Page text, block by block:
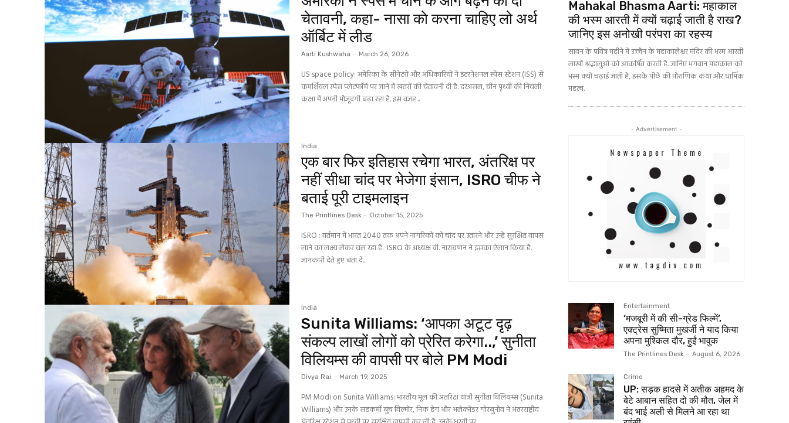
चेतावनी, कहा- नासा काे करना चाहिए लो अर्थ
ऑर्बिट में लीड
Aarti Kushwaha - March 26, 2026
US space policy: अमेरिका के सीनेटरों और अधिकारियों ने इंटरनेशनल स्पेस स्टेशन (ISS) से
कमर्शियल स्पेस प्लेटफॉर्म पर जाने में खतरों की चेतावनी दी है. दरअसल, चीन पृथ्वी की निचली
कक्षा में अपनी मौजूदगी बढ़ा रहा है. इस वजह...
India
एक बार फिर इतिहास रचेगा भारत, अंतरिक्ष पर
नहीं सीधा चांद पर भेजेगा इंसान, ISRO चीफ ने
बताई पूरी टाइमलाइन
The Printlines Desk - October 15, 2025
ISRO : वर्तमान में भारत 2040 तक अपने नागरिकों को चांद पर उतारने और उन्हें सुरक्षित वापस
लाने का लक्ष्य लेकर चल रहा है. ISRO के अध्यक्ष वी. नारायणन ने इसका ऐलान किया है.
जानकारी देते हुए बता दें...
India
Sunita Williams: ‘आपका अटूट दृढ़
संकल्प लाखों लोगों को प्रेरित करेगा..,’ सुनीता
विलियम्स की वापसी पर बोले PM Modi
Divya Rai - March 19, 2025
PM Modi on Sunita Williams: भारतीय मूल की अंतरिक्ष यात्री सुनीता विलियम्स (Sunita
Williams) और उनके सहकर्मी बुच विल्मोर, निक हेग और अलेक्जेंडर गोरबुनोव ने अंतरराष्ट्रीय
Mahakal Bhasma Aarti: महाकाल
की भस्म आरती में क्यों चढ़ाई जाती है राख?
जानिए इस अनोखी परंपरा का रहस्य
सावन के पवित्र महीने में उज्जैन के महाकालेश्वर मंदिर की भस्म आरती
लाखों श्रद्धालुओं को आकर्षित करती है. जानिए भगवान महाकाल को
भस्म क्यों चढ़ाई जाती है, इसके पीछे की पौराणिक कथा और धार्मिक
महत्व.
- Advertisement -
Entertainment
‘मजबूरी में की सी-ग्रेड फिल्में’,
एक्ट्रेस सुष्मिता मुखर्जी ने याद किया
अपना मुश्किल दौर, हुईं भावुक
The Printlines Desk - August 6, 2026
Crime
UP: सड़क हादसे में अतीक अहमद के
बेटे आबान सहित दो की मौत, जेल में
बंद भाई अली से मिलने आ रहा था